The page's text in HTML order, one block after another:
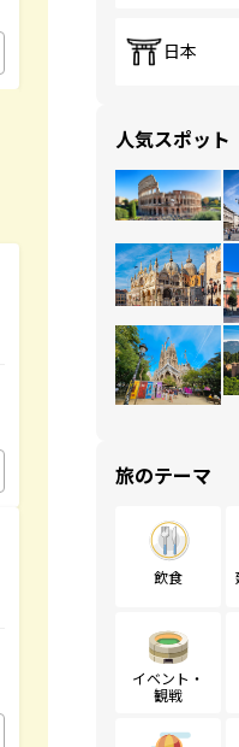
日本
人気スポット
旅のテーマ
飲食
イベント・
観戦